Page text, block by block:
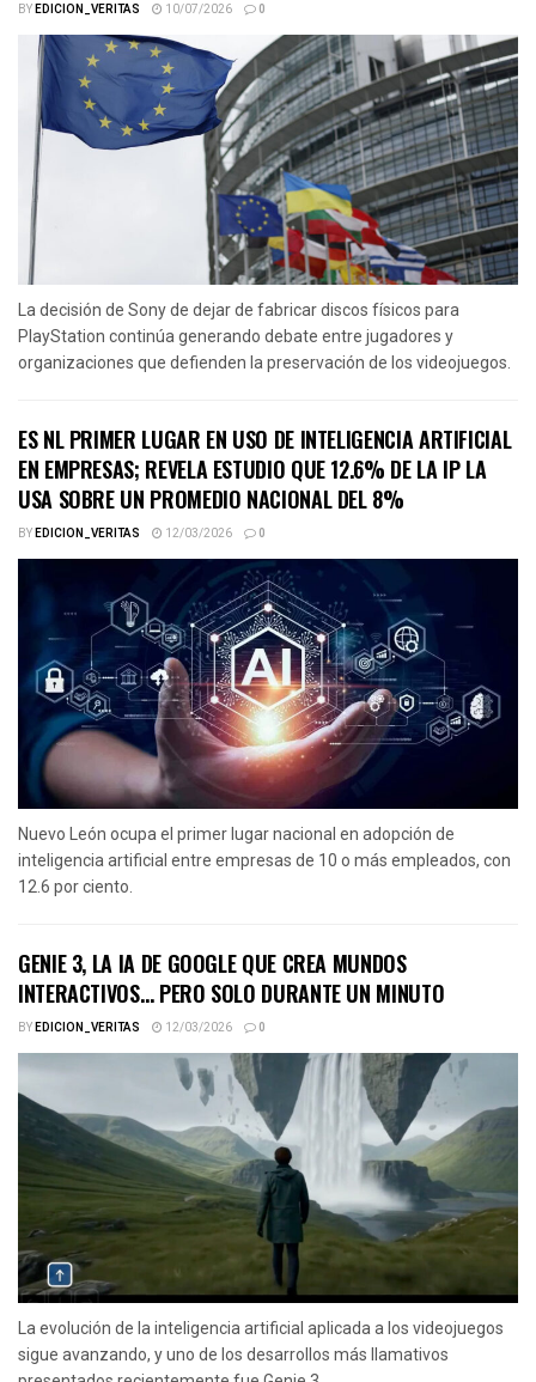
BYEDICION_VERITAS 10/07/2026 0
La decisión de Sony de dejar de fabricar discos físicos para
PlayStation continúa generando debate entre jugadores y
organizaciones que defienden la preservación de los videojuegos.
ES NL PRIMER LUGAR EN USO DE INTELIGENCIA ARTIFICIAL
EN EMPRESAS; REVELA ESTUDIO QUE 12.6% DE LA IP LA
USA SOBRE UN PROMEDIO NACIONAL DEL 8%
BYEDICION_VERITAS 12/03/2026 0
Nuevo León ocupa el primer lugar nacional en adopción de
inteligencia artificial entre empresas de 10 o más empleados, con
12.6 por ciento.
GENIE 3, LA IA DE GOOGLE QUE CREA MUNDOS
INTERACTIVOS… PERO SOLO DURANTE UN MINUTO
BYEDICION_VERITAS 12/03/2026 0
La evolución de la inteligencia artificial aplicada a los videojuegos
sigue avanzando, y uno de los desarrollos más llamativos